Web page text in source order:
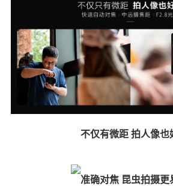
不仅有微距 拍人像也
准确对焦 昆虫拍摄更